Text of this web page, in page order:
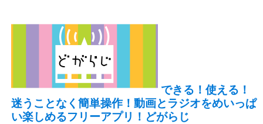
できる！使える！
迷うことなく簡単操作！動画とラジオをめいっぱ
い楽しめるフリーアプリ！どがらじ